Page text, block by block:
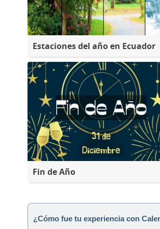
Estaciones del año en Ecuador
Fin de Año
¿Cómo fue tu experiencia con